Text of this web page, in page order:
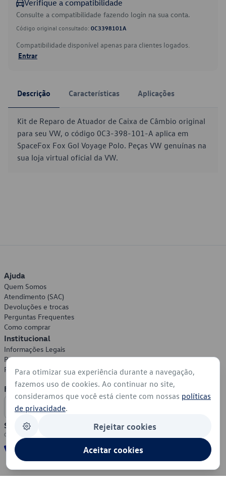
Verifique a compatibilidade
Consulte a compatibilidade fazendo login na sua conta.
Código original consultado: 0C3398101A
Compatibilidade disponível apenas para clientes logados.
Entrar
Descrição Características Aplicações
Kit de Reparo de Atuador de Caixa de Câmbio original
para seu VW, o código 0C3-398-101-A aplica em
SpaceFox Fox Gol Voyage Polo. Peças VW genuínas na
sua loja virtual oficial da VW.
Ajuda
Quem Somos
Atendimento (SAC)
Devoluções e trocas
Perguntas Frequentes
Como comprar
Institucional
Informações Legais
Política de Privacidade
Política de Cookies
Formas de Pagamento
Segurança
Para otimizar sua experiência durante a navegação,
fazemos uso de cookies. Ao continuar no site,
consideramos que você está ciente com nossas políticas
de privacidade.
Rejeitar cookies
Aceitar cookies